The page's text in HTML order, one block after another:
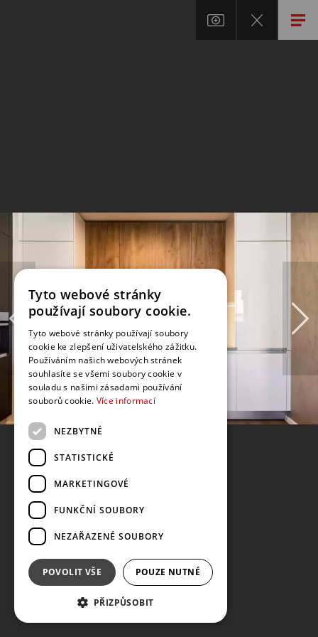
Tyto webové stránky
používají soubory cookie.
Tyto webové stránky používají soubory
cookie ke zlepšení uživatelského zážitku.
Používáním našich webových stránek
souhlasíte se všemi soubory cookie v
souladu s našimi zásadami používání
souborů cookie. Více informací
NEZBYTNÉ
STATISTICKÉ
MARKETINGOVÉ
FUNKČNÍ SOUBORY
NEZAŘAZENÉ SOUBORY
POVOLIT VŠE POUZE NUTNÉ
PŘIZPŮSOBIT